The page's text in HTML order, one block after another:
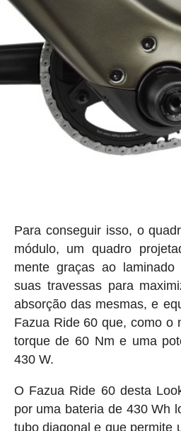
Para conseguir isso, o
módulo, um quadro
mente graças ao
suas travessas para
absorção das mesmas, e
Fazua Ride 60 que, como o
torque de 60 Nm e uma
430 W.
O Fazua Ride 60 desta
por uma bateria de 430 Wh
tubo diagonal e que permite